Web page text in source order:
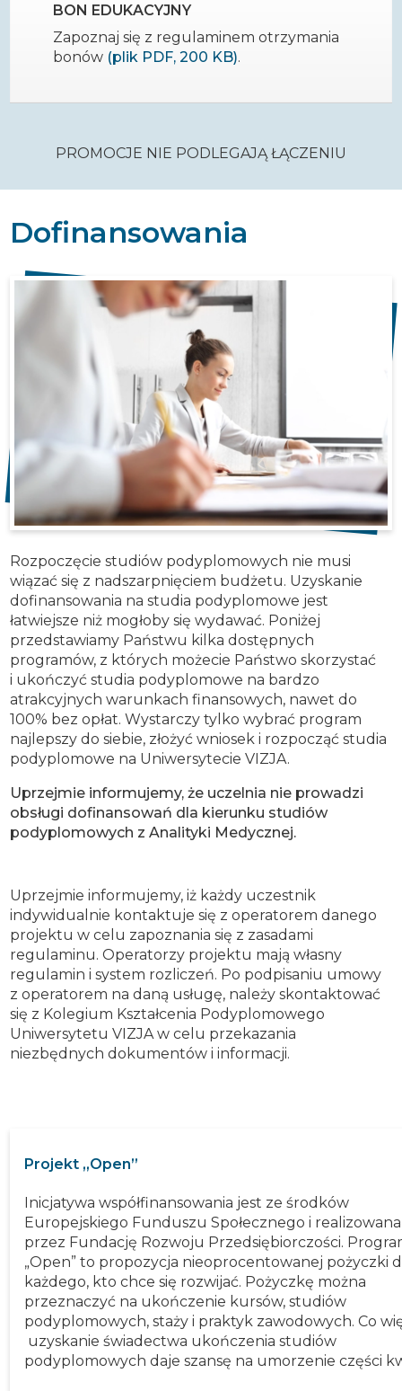
BON EDUKACYJNY
Zapoznaj się z regulaminem otrzymania
bonów (plik PDF, 200 KB).
PROMOCJE NIE PODLEGAJĄ ŁĄCZENIU
Dofinansowania
Rozpoczęcie studiów podyplomowych nie musi
wiązać się z nadszarpnięciem budżetu. Uzyskanie
dofinansowania na studia podyplomowe jest
łatwiejsze niż mogłoby się wydawać. Poniżej
przedstawiamy Państwu kilka dostępnych
programów, z których możecie Państwo skorzystać
i ukończyć studia podyplomowe na bardzo
atrakcyjnych warunkach finansowych, nawet do
100% bez opłat. Wystarczy tylko wybrać program
najlepszy do siebie, złożyć wniosek i rozpocząć studia
podyplomowe na Uniwersytecie VIZJA.
Uprzejmie informujemy, że uczelnia nie prowadzi
obsługi dofinansowań dla kierunku studiów
podyplomowych z Analityki Medycznej.
Uprzejmie informujemy, iż każdy uczestnik
indywidualnie kontaktuje się z operatorem danego
projektu w celu zapoznania się z zasadami
regulaminu. Operatorzy projektu mają własny
regulamin i system rozliczeń. Po podpisaniu umowy
z operatorem na daną usługę, należy skontaktować
się z Kolegium Kształcenia Podyplomowego
Uniwersytetu VIZJA w celu przekazania
niezbędnych dokumentów i informacji.
Projekt „Open”
Inicjatywa współfinansowania jest ze środków
Europejskiego Funduszu Społecznego i realizowana
przez Fundację Rozwoju Przedsiębiorczości.
„Open” to propozycja nieoprocentowanej pożyczki
każdego, kto chce się rozwijać. Pożyczkę można
przeznaczyć na ukończenie kursów, studiów
podyplomowych, staży i praktyk zawodowych. Co
uzyskanie świadectwa ukończenia studiów
podyplomowych daje szansę na umorzenie części